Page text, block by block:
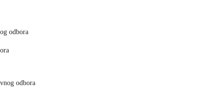
odbora
odbora